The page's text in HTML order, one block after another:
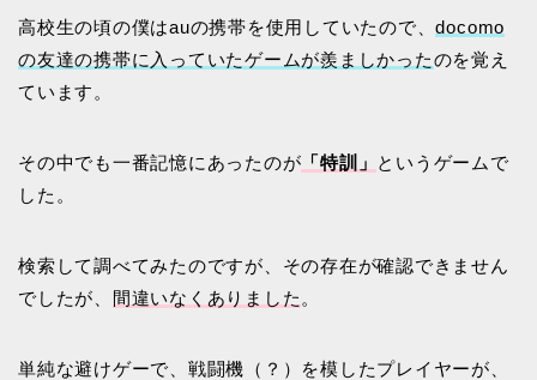
高校生の頃の僕はauの携帯を使用していたので、docomo
の友達の携帯に入っていたゲームが羨ましかったのを覚え
ています。
その中でも一番記憶にあったのが 「特訓」 というゲームで
した。
検索して調べてみたのですが、その存在が確認できません
でしたが、 間違いなくありました 。
単純な避けゲーで、戦闘機（？）を模したプレイヤーが、